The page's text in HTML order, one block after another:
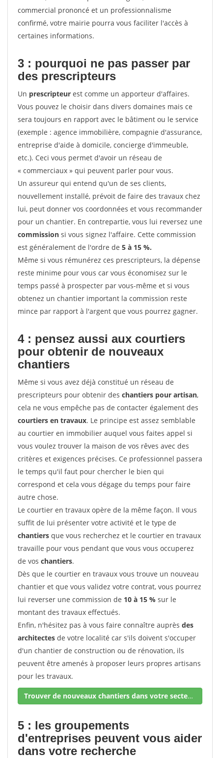
commercial prononcé et un professionnalisme
confirmé, votre mairie pourra vous faciliter l'accès à
certaines informations.
3 : pourquoi ne pas passer par
des prescripteurs
Un prescripteur est comme un apporteur d'affaires.
Vous pouvez le choisir dans divers domaines mais ce
sera toujours en rapport avec le bâtiment ou le service
(exemple : agence immobilière, compagnie d'assurance,
entreprise d'aide à domicile, concierge d'immeuble,
etc.). Ceci vous permet d'avoir un réseau de
« commerciaux » qui peuvent parler pour vous.
Un assureur qui entend qu'un de ses clients,
nouvellement installé, prévoit de faire des travaux chez
lui, peut donner vos coordonnées et vous recommander
pour un chantier. En contrepartie, vous lui reversez une
commission si vous signez l'affaire. Cette commission
est généralement de l'ordre de 5 à 15 %.
Même si vous rémunérez ces prescripteurs, la dépense
reste minime pour vous car vous économisez sur le
temps passé à prospecter par vous-même et si vous
obtenez un chantier important la commission reste
mince par rapport à l'argent que vous pourrez gagner.
4 : pensez aussi aux courtiers
pour obtenir de nouveaux
chantiers
Même si vous avez déjà constitué un réseau de
prescripteurs pour obtenir des chantiers pour artisan,
cela ne vous empêche pas de contacter également des
courtiers en travaux. Le principe est assez semblable
au courtier en immobilier auquel vous faites appel si
vous voulez trouver la maison de vos rêves avec des
critères et exigences précises. Ce professionnel passera
le temps qu'il faut pour chercher le bien qui
correspond et cela vous dégage du temps pour faire
autre chose.
Le courtier en travaux opère de la même façon. Il vous
suffit de lui présenter votre activité et le type de
chantiers que vous recherchez et le courtier en travaux
travaille pour vous pendant que vous vous occuperez
de vos chantiers.
Dès que le courtier en travaux vous trouve un nouveau
chantier et que vous validez votre contrat, vous pourrez
lui reverser une commission de 10 à 15 % sur le
montant des travaux effectués.
Enfin, n'hésitez pas à vous faire connaître auprès des
architectes de votre localité car s'ils doivent s'occuper
d'un chantier de construction ou de rénovation, ils
peuvent être amenés à proposer leurs propres artisans
pour les travaux.
Trouver de nouveaux chantiers dans votre secteur !
5 : les groupements
d'entreprises peuvent vous aider
dans votre recherche